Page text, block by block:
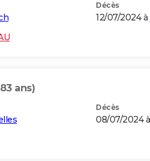
Décès
12/07/2024 à
ans)
Décès
08/07/2024 à